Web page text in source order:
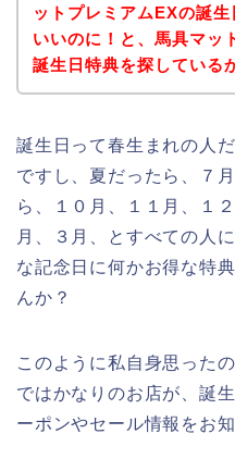
ットプレミアムEXの誕
いいのに！と、馬具マッ
誕生日特典を探している
誕生日って春生まれの人
ですし、夏だったら、７
ら、１０月、１１月、１
月、３月、とすべての人
な記念日に何かお得な特
んか？
このように私自身思った
ではかなりのお店が、誕
ーポンやセール情報をお